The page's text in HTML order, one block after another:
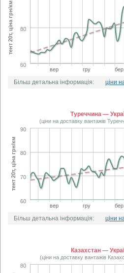
вер гру бер
60
80
тент 20т, ціна грн/км
Більш детальна інформація: ціни
Туреччина —
(ціни на доставку вантажів
вер гру бер
60
70
80
90
тент 20т, ціна грн/км
Більш детальна інформація: ціни
Казахстан —
(ціни на доставку вантажів
80